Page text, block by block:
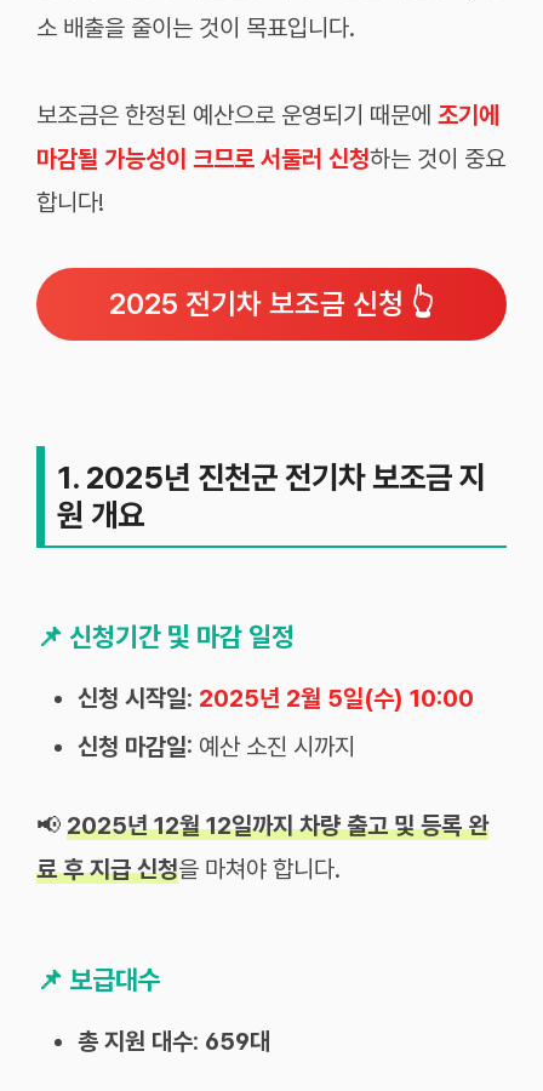
소 배출을 줄이는 것이 목표입니다.
보조금은 한정된 예산으로 운영되기 때문에 조기에
마감될 가능성이 크므로 서둘러 신청하는 것이 중요
합니다!
2025 전기차 보조금 신청 👆
1. 2025년 진천군 전기차 보조금 지
원 개요
📌 신청기간 및 마감 일정
신청 시작일: 2025년 2월 5일(수) 10:00
신청 마감일: 예산 소진 시까지
📢 2025년 12월 12일까지 차량 출고 및 등록 완
료 후 지급 신청을 마쳐야 합니다.
📌 보급대수
총 지원 대수: 659대